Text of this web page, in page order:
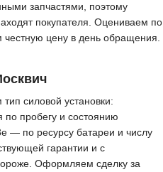
запчастями, поэтому
покупателя. Оцениваем по
честную цену в день обращения.
силовой установки:
пробегу и состоянию
— по ресурсу батареи и числу
гарантии и с
Оформляем сделку за